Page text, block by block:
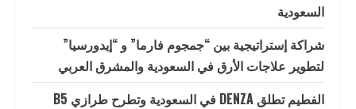
السعودية
شراكة إستراتيجية بين “جمجوم فارما” و “إيدورسيا”
لتطوير علاجات الأرق في السعودية والمشرق العربي
الفطيم تطلق DENZA في السعودية وتطرح طرازي B5